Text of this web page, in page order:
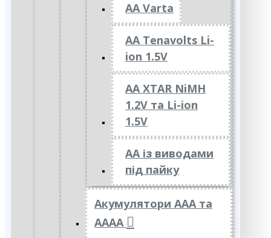
AA Varta
AA Tenavolts Li-
ion 1.5V
AA XTAR NiMH
1.2V та Li-ion
1.5V
АА із виводами
під пайку
Акумулятори ААА та
АААА